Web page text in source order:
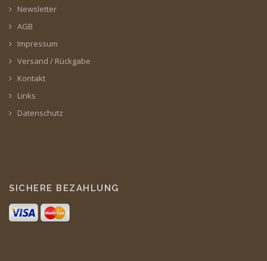
Newsletter
AGB
Impressum
Versand / Rückgabe
Kontakt
Links
Datenschutz
SICHERE BEZAHLUNG